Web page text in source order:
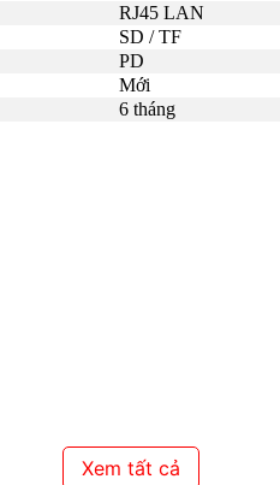
RJ45 LAN
SD / TF
PD
Mới
6 tháng
Xem tất cả